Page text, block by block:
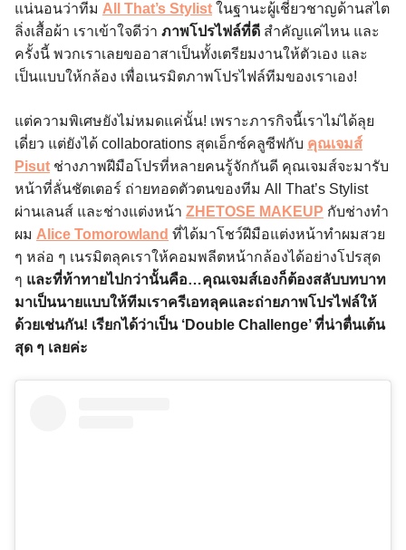
แน่นอนว่าทีม All That’s Stylist ในฐานะผู้เชี่ยวชาญด้านสไต
ลิ่งเสื้อผ้า เราเข้าใจดีว่า ภาพโปรไฟล์ที่ดี สำคัญแค่ไหน และ
ครั้งนี้ พวกเราเลยขออาสาเป็นทั้งเตรียมงานให้ตัวเอง และ
เป็นแบบให้กล้อง เพื่อเนรมิตภาพโปรไฟล์ทีมของเราเอง!
แต่ความพิเศษยังไม่หมดแค่นั้น! เพราะภารกิจนี้เราไม่ได้ลุย
เดี่ยว แต่ยังได้ collaborations สุดเอ็กซ์คลูซีฟกับ คุณเจมส์
Pisut ช่างภาพฝีมือโปรที่หลายคนรู้จักกันดี คุณเจมส์จะมารับ
หน้าที่ลั่นชัตเตอร์ ถ่ายทอดตัวตนของทีม All That’s Stylist
ผ่านเลนส์ และช่างแต่งหน้า ZHETOSE MAKEUP กับช่างทำ
ผม Alice Tomorowland ที่ได้มาโชว์ฝีมือแต่งหน้าทำผมสวย
ๆ หล่อ ๆ เนรมิตลุคเราให้คอมพลีตหน้ากล้องได้อย่างโปรสุด
ๆ และที่ท้าทายไปกว่านั้นคือ…คุณเจมส์เองก็ต้องสลับบทบาท
มาเป็นนายแบบให้ทีมเราครีเอทลุคและถ่ายภาพโปรไฟล์ให้
ด้วยเช่นกัน! เรียกได้ว่าเป็น ‘Double Challenge’ ที่น่าตื่นเต้น
สุด ๆ เลยค่ะ